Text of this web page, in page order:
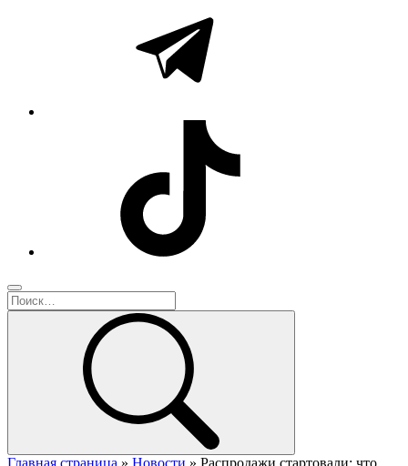
Главная страница » Новости » Распродажи стартовали: что